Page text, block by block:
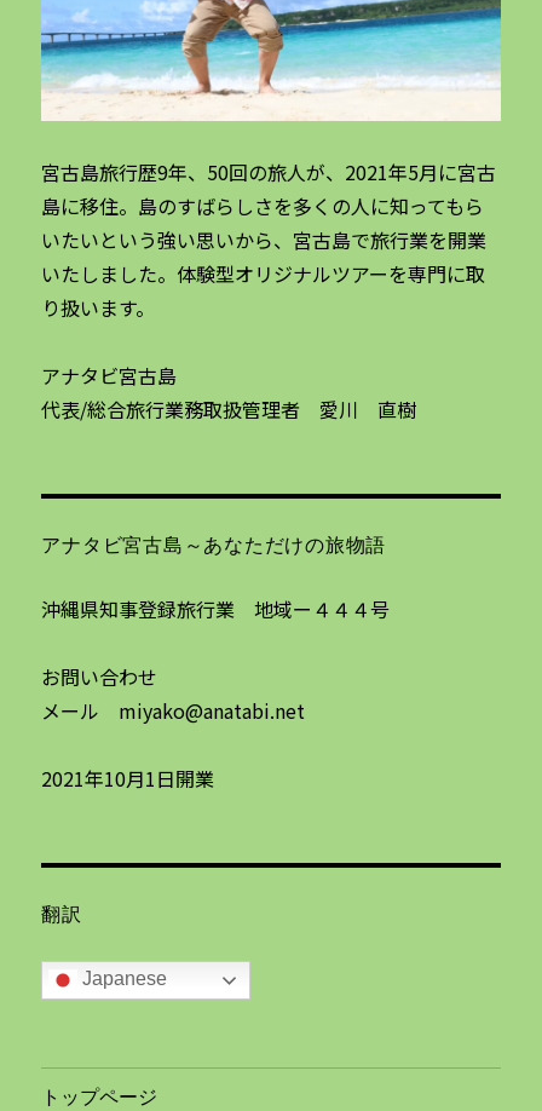
宮古島旅行歴9年、50回の旅人が、2021年5月に宮古
島に移住。島のすばらしさを多くの人に知ってもら
いたいという強い思いから、宮古島で旅行業を開業
いたしました。体験型オリジナルツアーを専門に取
り扱います。
アナタビ宮古島
代表/総合旅行業務取扱管理者 愛川 直樹
アナタビ宮古島～あなただけの旅物語
沖縄県知事登録旅行業 地域ー４４４号
お問い合わせ
メール miyako@anatabi.net
2021年10月1日開業
翻訳
Japanese
トップページ